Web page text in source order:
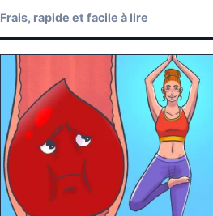
Frais, rapide et facile à lire